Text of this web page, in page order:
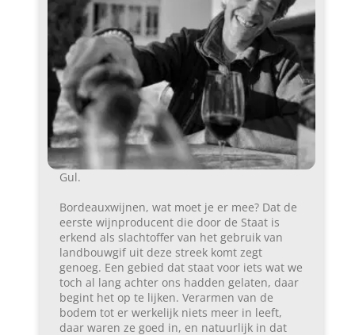
Gul.
Bordeauxwijnen, wat moet je er mee? Dat de
eerste wijnproducent die door de Staat is
erkend als slachtoffer van het gebruik van
landbouwgif uit deze streek komt zegt
genoeg. Een gebied dat staat voor iets wat we
toch al lang achter ons hadden gelaten, daar
begint het op te lijken. Verarmen van de
bodem tot er werkelijk niets meer in leeft,
daar waren ze goed in, en natuurlijk in dat